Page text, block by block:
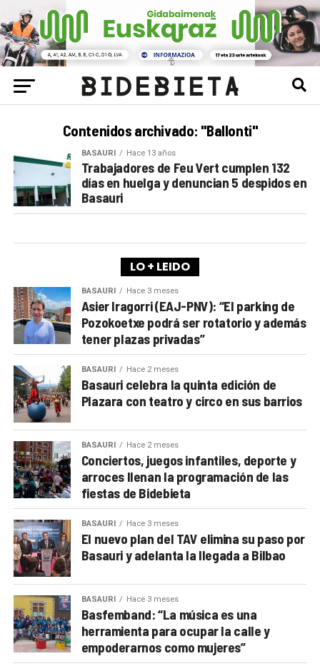
Contenidos archivado: "Ballonti"
BASAURI Hace 13 años
Trabajadores de Feu Vert cumplen 132
días en huelga y denuncian 5 despidos en
Basauri
LO + LEIDO
BASAURI Hace 3 meses
Asier Iragorri (EAJ-PNV): “El parking de
Pozokoetxe podrá ser rotatorio y además
tener plazas privadas”
BASAURI Hace 2 meses
Basauri celebra la quinta edición de
Plazara con teatro y circo en sus barrios
BASAURI Hace 2 meses
Conciertos, juegos infantiles, deporte y
arroces llenan la programación de las
fiestas de Bidebieta
BASAURI Hace 3 meses
El nuevo plan del TAV elimina su paso por
Basauri y adelanta la llegada a Bilbao
BASAURI Hace 3 meses
Basfemband: “La música es una
herramienta para ocupar la calle y
empoderarnos como mujeres”